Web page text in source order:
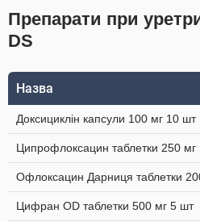
Препарати при
DS
Назва
Доксициклін капсули 100 мг 10 шт
Ципрофлоксацин таблетки 250 мг
Офлоксацин Дарниця таблетки
Цифран OD таблетки 500 мг 5 шт